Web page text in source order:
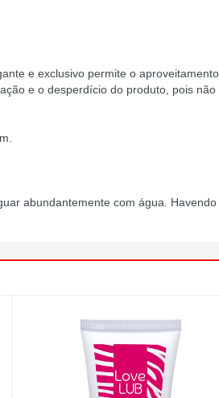
e exclusivo permite o
e o desperdício do produto, pois
abundantemente com água.